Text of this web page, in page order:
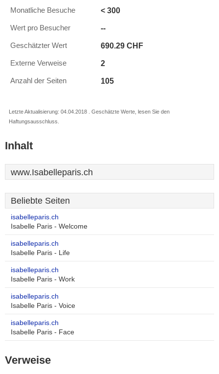
Monatliche Besuche < 300
Wert pro Besucher --
Geschätzter Wert 690.29 CHF
Externe Verweise 2
Anzahl der Seiten 105
Letzte Aktualisierung: 04.04.2018 . Geschätzte Werte, lesen Sie den
Haftungsausschluss.
Inhalt
www.Isabelleparis.ch
Beliebte Seiten
isabelleparis.ch
Isabelle Paris - Welcome
isabelleparis.ch
Isabelle Paris - Life
isabelleparis.ch
Isabelle Paris - Work
isabelleparis.ch
Isabelle Paris - Voice
isabelleparis.ch
Isabelle Paris - Face
Verweise